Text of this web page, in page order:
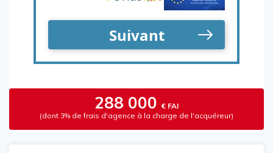
288 000 € FAI
(dont 3% de frais d'agence à la charge de l'acquéreur)